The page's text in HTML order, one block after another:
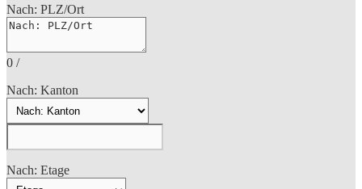
Nach: PLZ/Ort
0 /
Nach: Kanton
Nach: Etage